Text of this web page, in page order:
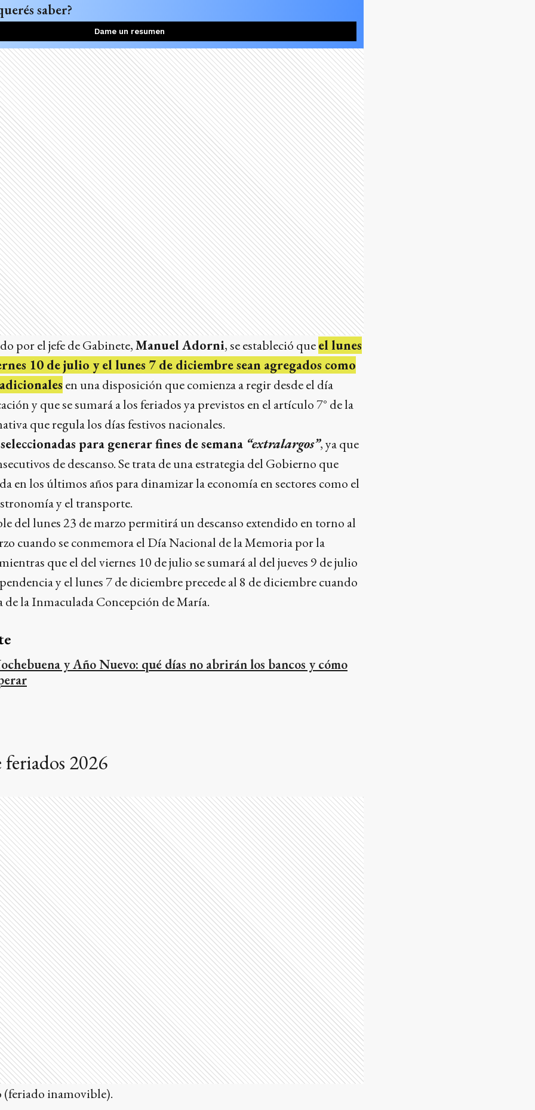
saber?
Dame un resumen
por el jefe de Gabinete,Manuel Adorni, se estableció queel lunes
10 de julio y el lunes 7 de diciembre sean agregados como
en una disposición que comienza a regir desde el día
y que se sumará a los feriados ya previstos en el artículo 7° de la
que regula los días festivos nacionales.
para generar fines de semana “extralargos”, ya que
de descanso. Se trata de una estrategia del Gobierno que
en los últimos años para dinamizar la economía en sectores como el
y el transporte.
del lunes 23 de marzo permitirá un descanso extendido en torno al
cuando se conmemora el Día Nacional de la Memoria por la
que el del viernes 10 de julio se sumará al del jueves 9 de julio
y el lunes 7 de diciembre precede al 8 de diciembre cuando
de la Inmaculada Concepción de María.
y Año Nuevo: qué días no abrirán los bancos y cómo
2026
(feriado inamovible).